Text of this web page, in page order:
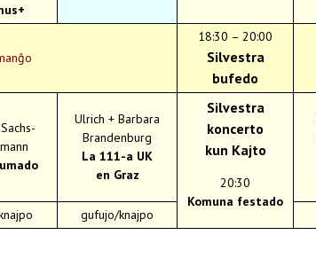
18:30 – 20:00
Silvestra
bufedo
Ulrich + Barbara
Brandenburg
La 111-a UK
en Graz
Silvestra
koncerto
kun Kajto
20:30
Komuna festado
gufujo/knajpo